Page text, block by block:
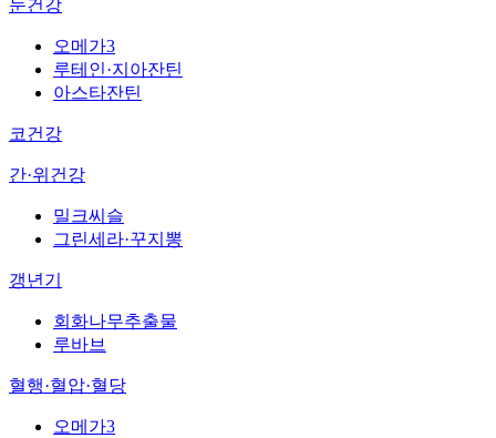
눈건강
오메가3
루테인·지아잔틴
아스타잔틴
코건강
간·위건강
밀크씨슬
그린세라·꾸지뽕
갱년기
회화나무추출물
루바브
혈행·혈압·혈당
오메가3